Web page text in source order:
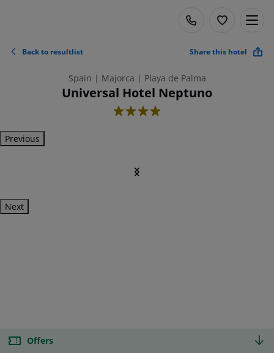
Back to resultlist Share this hotel
Spain | Majorca | Playa de Palma
Universal Hotel Neptuno
4
Previous
Next
Offers